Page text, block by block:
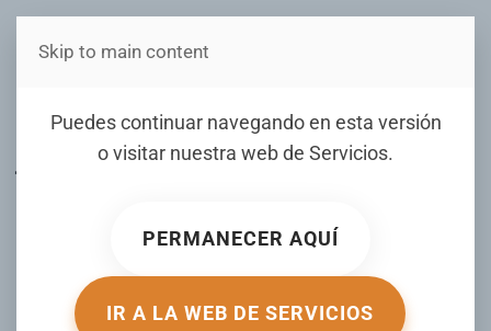
Estás en Telenord Medios
Puedes continuar navegando en esta versión
o visitar nuestra web de Servicios.
PERMANECER AQUÍ
IR A LA WEB DE SERVICIOS
Skip to main content
Hernández dispara dos
jonrones; Carlos
también la sacan
ESCRITO POR JUNIOR MATRILLÉ EL 03 JUNIO 2026.
PUBLICADO EN
DEPORTES CON JUNIOR MATRILLÉ